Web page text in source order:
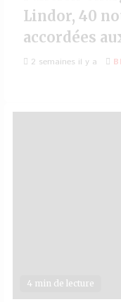
Lindor, 40
accordées
2 semaines il y a
4 min de lecture